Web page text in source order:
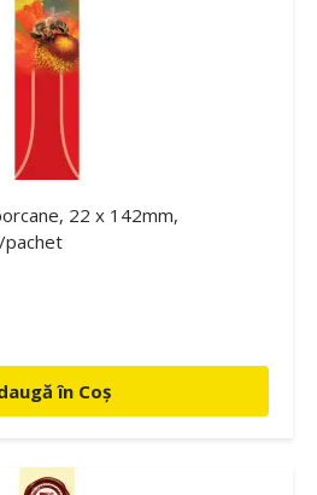
22 x 142mm,
pachet
în Coș